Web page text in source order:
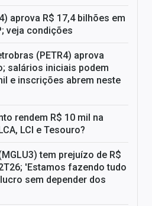
aprova R$ 17,4 bilhões em
veja condições
(PETR4) aprova
salários iniciais podem
e inscrições abrem neste
rendem R$ 10 mil na
LCI e Tesouro?
tem prejuízo de R$
'Estamos fazendo tudo
sem depender dos